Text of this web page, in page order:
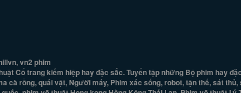
vn2 phim
Cổ trang kiếm hiệp hay đặc sắc. Tuyển tập những Bộ phim hay
rồng, quái vật, Người máy, Phim xác sống, robot, tận thế, sát